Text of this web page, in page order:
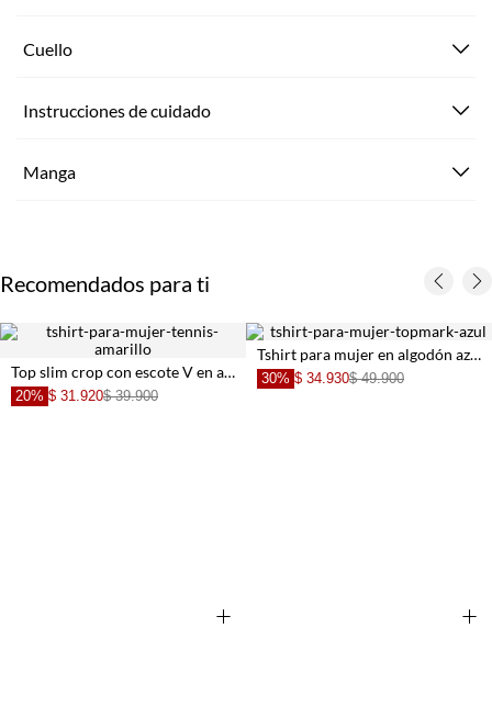
Cuello
Instrucciones de cuidado
Manga
Recomendados para ti
+
Top slim crop con escote V en algodón crema para mujer
20% $ 31.920$ 39.900
+
Tshirt para mujer en algodón azul cielo fit relajado con escote asimétrico
30% $ 34.930$ 49.900